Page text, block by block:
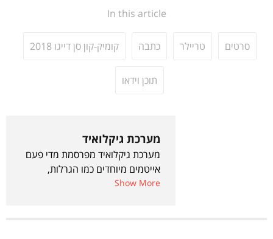
In this article
סרטים טריילר כתבה קומיק-קון סן דייגו 2018
תוכן וידאו
מערכת גיקלואיד
מערכת גיקלואיד מפרסמת מדי פעם
אייטמים מיוחדים כמו הגרלות,
אירועים, מאמרים של כתבים אורחים
Show More